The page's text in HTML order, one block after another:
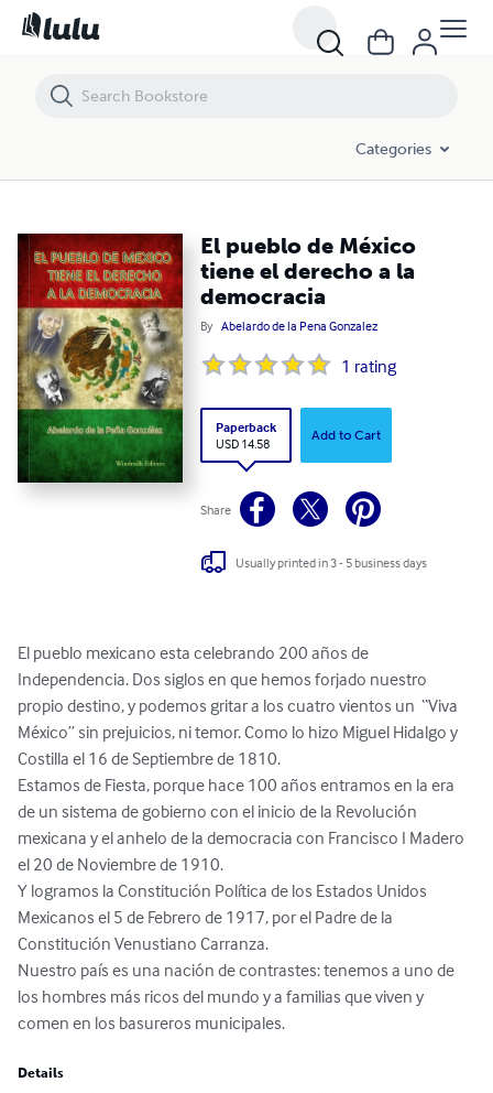
Categories
El pueblo de México
tiene el derecho a la
democracia
By Abelardo de la Pena Gonzalez
1 rating
Paperback
USD 14.58
Add to Cart
Share
Usually printed in 3 - 5 business days
El pueblo mexicano esta celebrando 200 años de
Independencia. Dos siglos en que hemos forjado nuestro
propio destino, y podemos gritar a los cuatro vientos un  “Viva
México” sin prejuicios, ni temor. Como lo hizo Miguel Hidalgo y
Costilla el 16 de Septiembre de 1810.
Estamos de Fiesta, porque hace 100 años entramos en la era
de un sistema de gobierno con el inicio de la Revolución
mexicana y el anhelo de la democracia con Francisco I Madero
el 20 de Noviembre de 1910.
Y logramos la Constitución Política de los Estados Unidos
Mexicanos el 5 de Febrero de 1917, por el Padre de la
Constitución Venustiano Carranza.
Nuestro país es una nación de contrastes: tenemos a uno de
los hombres más ricos del mundo y a familias que viven y
comen en los basureros municipales.
Details
El pueblo de México tiene el derecho a la democracia